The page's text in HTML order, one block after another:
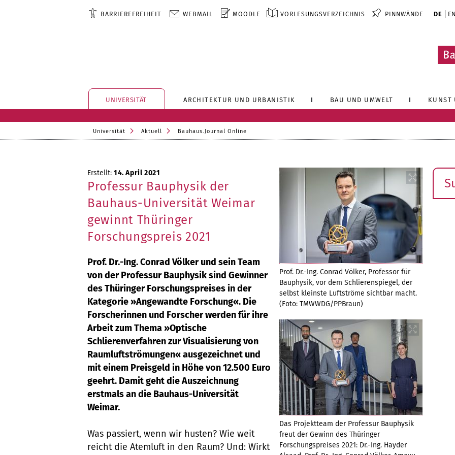
BARRIEREFREIHEIT WEBMAIL MOODLE VORLESUNGSVERZEICHNIS PINNWÄNDE DE EN
UNIVERSITÄT ARCHITEKTUR UND URBANISTIK BAU UND UMWELT KUNST
Universität Aktuell Bauhaus.Journal Online
Prof. Dr.-Ing. Conrad Völker, Professor für
Bauphysik, vor dem Schlierenspiegel, der
selbst kleinste Luftströme sichtbar macht.
(Foto: TMWWDG/PPBraun)
Das Projektteam der Professur Bauphysik
freut der Gewinn des Thüringer
Forschungspreises 2021: Dr.-Ing. Hayder
Erstellt: 14. April 2021
Professur Bauphysik der
Bauhaus-Universität Weimar
gewinnt Thüringer
Forschungspreis 2021
Prof. Dr.-Ing. Conrad Völker und sein Team
von der Professur Bauphysik sind Gewinner
des Thüringer Forschungspreises in der
Kategorie »Angewandte Forschung«. Die
Forscherinnen und Forscher werden für ihre
Arbeit zum Thema »Optische
Schlierenverfahren zur Visualisierung von
Raumluftströmungen« ausgezeichnet und
mit einem Preisgeld in Höhe von 12.500 Euro
geehrt. Damit geht die Auszeichnung
erstmals an die Bauhaus-Universität
Weimar.
Was passiert, wenn wir husten? Wie weit
reicht die Atemluft in den Raum? Und: Wirkt
Suche